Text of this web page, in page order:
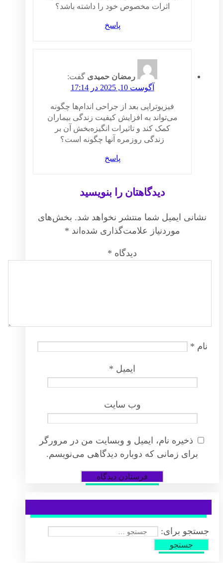
اثرات مخصوص خود را داشته باشد؟
پاسخ
رمضان حمیدی گفت:
آگوست 10, 2025 در 17:14
فیزیوتراپی بعد از جراحی اندام‌ها چگونه
می‌تواند به افزایش کیفیت زندگی بیماران
کمک کند و تاثیرات انگیزه‌بخش آن بر
زندگی روزمره آنها چگونه است؟
پاسخ
دیدگاهتان را بنویسید
نشانی ایمیل شما منتشر نخواهد شد. بخش‌های
موردنیاز علامت‌گذاری شده‌اند *
دیدگاه *
نام *
ایمیل *
وب‌ سایت
ذخیره نام، ایمیل و وبسایت من در مرورگر
برای زمانی که دوباره دیدگاهی می‌نویسم.
جستجو برای: